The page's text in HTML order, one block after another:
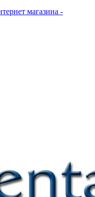
магазина -